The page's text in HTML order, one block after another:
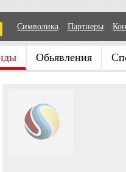
Символика Партнеры
Обьявления